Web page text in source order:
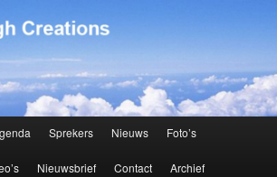
Creations
inhoud
inhoud
Sprekers Nieuws Foto’s
Nieuwsbrief Contact Archief